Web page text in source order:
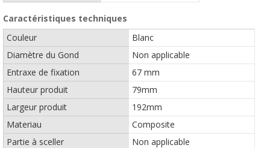
Caractéristiques techniques
Couleur
Blanc
Diamètre du Gond
Non applicable
Entraxe de fixation
67 mm
Hauteur produit
79mm
Largeur produit
192mm
Materiau
Composite
Partie à sceller
Non applicable